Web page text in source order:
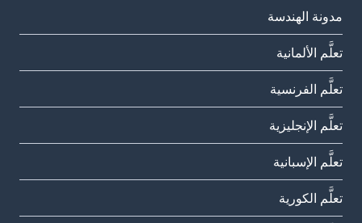
مدونة الهندسة
تعلَّم الألمانية
تعلَّم الفرنسية
تعلَّم الإنجليزية
تعلَّم الإسبانية
تعلَّم الكورية